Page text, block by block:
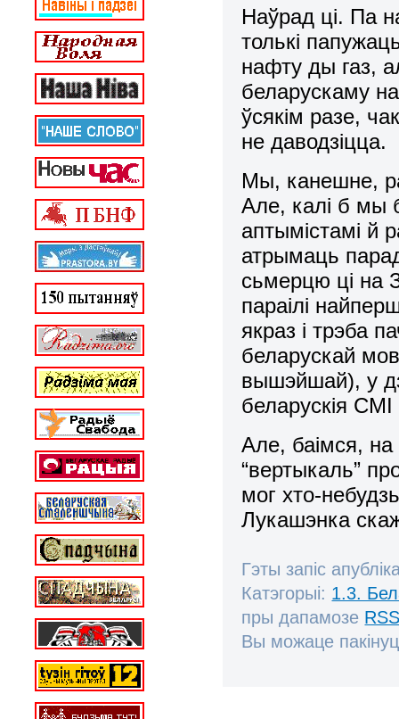
Наўрад ці. Па
толькі
нафту ды газ,
беларускаму
ўсякім разе,
не даводзіцца.
Мы, канешне,
Але, калі б мы
аптымістамі й
атрымаць
сьмерцю ці на
параілі
якраз і трэба
беларускай
вышэйшай), у
беларускія СМІ
Але, баімся, на
“вертыкаль”
мог хто-
Лукашэнка
Гэты запіс
Катэгорыі: 1.3.
пры дапамозе
Вы можаце